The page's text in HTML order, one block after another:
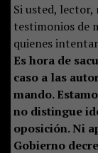
Si usted,
testimonios de
quienes
Es hora de
caso a las
mando.
no distingue
oposición. Ni
Gobierno